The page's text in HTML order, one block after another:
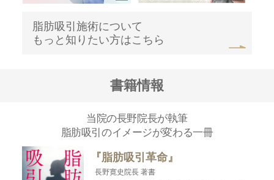
脂肪吸引施術について
もっと知りたい方はこちら
書籍情報
当院の長野院長が執筆
脂肪吸引のイメージが変わる一冊
『脂肪吸引革命』
長野寛史院長 著書